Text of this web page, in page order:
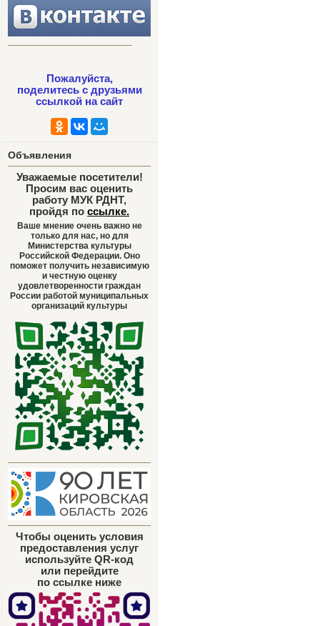
Пожалуйста,
поделитесь с друзьями
ссылкой на сайт
Объявления
Уважаемые посетители!
Просим вас оценить
работу МУК РДНТ,
пройдя по ссылке.
Ваше мнение очень важно не
только для нас, но для
Министерства культуры
Российской Федерации. Оно
поможет получить независимую
и честную оценку
удовлетворенности граждан
России работой муниципальных
организаций культуры
Чтобы оценить условия
предоставления услуг
используйте QR-код
или перейдите
по ссылке ниже